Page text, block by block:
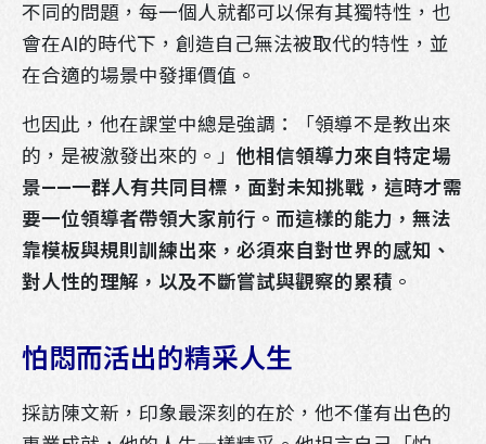
不同的問題，每一個人就都可以保有其獨特性，也
會在AI的時代下，創造自己無法被取代的特性，並
在合適的場景中發揮價值。
也因此，他在課堂中總是強調：「領導不是教出來
的，是被激發出來的。」 他相信領導力來自特定場
景——一群人有共同目標，面對未知挑戰，這時才需
要一位領導者帶領大家前行。而這樣的能力，無法
靠模板與規則訓練出來，必須來自對世界的感知、
對人性的理解，以及不斷嘗試與觀察的累積 。
怕悶而活出的精采人生
採訪陳文新，印象最深刻的在於，他不僅有出色的